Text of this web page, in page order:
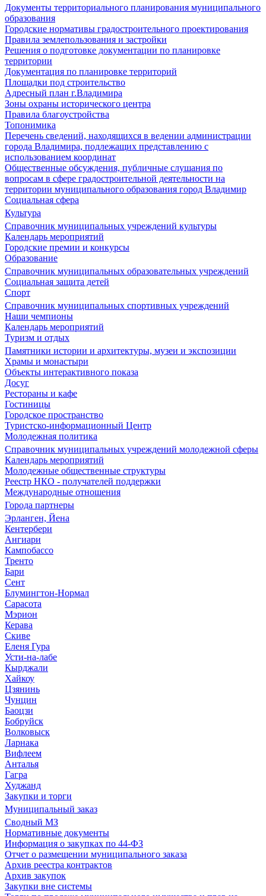
Документы территориального планирования муниципального
образования
Городские нормативы градостроительного проектирования
Правила землепользования и застройки
Решения о подготовке документации по планировке
территории
Документация по планировке территорий
Площадки под строительство
Адресный план г.Владимира
Зоны охраны исторического центра
Правила благоустройства
Топонимика
Перечень сведений, находящихся в ведении администрации
города Владимира, подлежащих представлению с
использованием координат
Общественные обсуждения, публичные слушания по
вопросам в сфере градостроительной деятельности на
территории муниципального образования город Владимир
Социальная сфера
Культура
Справочник муниципальных учреждений культуры
Календарь мероприятий
Городские премии и конкурсы
Образование
Справочник муниципальных образовательных учреждений
Социальная защита детей
Спорт
Справочник муниципальных спортивных учреждений
Наши чемпионы
Календарь мероприятий
Туризм и отдых
Памятники истории и архитектуры, музеи и экспозиции
Храмы и монастыри
Объекты интерактивного показа
Досуг
Рестораны и кафе
Гостиницы
Городское пространство
Туристско-информационный Центр
Молодежная политика
Справочник муниципальных учреждений молодежной сферы
Календарь мероприятий
Молодежные общественные структуры
Реестр НКО - получателей поддержки
Международные отношения
Города партнеры
Эрланген, Йена
Кентербери
Ангиари
Кампобассо
Тренто
Бари
Сент
Блумингтон-Нормал
Сарасота
Мэрион
Керава
Скиве
Еленя Гура
Усти-на-лабе
Кырджали
Хайкоу
Цзянинь
Чунцин
Баоцзи
Бобруйск
Волковыск
Ларнака
Вифлеем
Анталья
Гагра
Худжанд
Закупки и торги
Муниципальный заказ
Сводный МЗ
Нормативные документы
Информация о закупках по 44-ФЗ
Отчет о размещении муниципального заказа
Архив реестра контрактов
Архив закупок
Закупки вне системы